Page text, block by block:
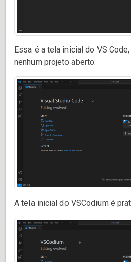
Essa é a tela inicial do VS
nenhum projeto aberto:
A tela inicial do VSCodium é